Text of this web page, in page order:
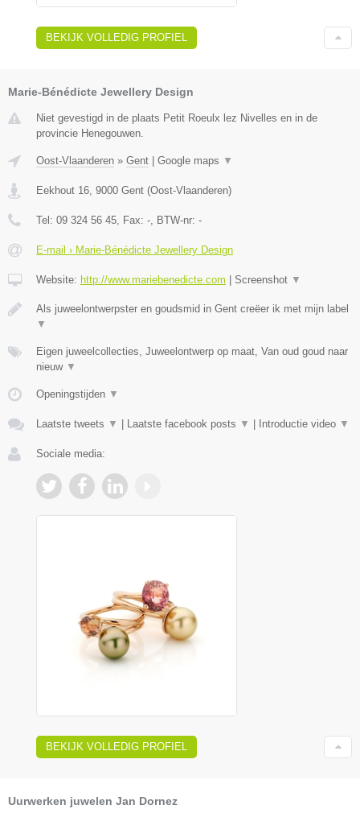
BEKIJK VOLLEDIG PROFIEL
Marie-Bénédicte Jewellery Design
Niet gevestigd in de plaats Petit Roeulx lez Nivelles en in de
provincie Henegouwen.
Oost-Vlaanderen » Gent Google maps ▼
Eekhout 16, 9000 Gent (Oost-Vlaanderen)
Tel: 09 324 56 45, Fax: -, BTW-nr: -
E-mail › Marie-Bénédicte Jewellery Design
Website: http://www.mariebenedicte.com Screenshot ▼
Als juweelontwerpster en goudsmid in Gent creëer ik met mijn label
▼
Eigen juweelcollecties, Juweelontwerp op maat, Van oud goud naar
nieuw ▼
Openingstijden ▼
Laatste tweets ▼ Laatste facebook posts ▼ Introductie video ▼
Sociale media:
BEKIJK VOLLEDIG PROFIEL
Uurwerken juwelen Jan Dornez